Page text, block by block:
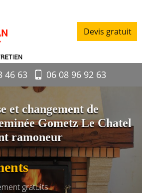
Devis gratuit
46 63 06 08 96 92 63
et changement de
Gometz Le Chatel
ramoneur
gratuits